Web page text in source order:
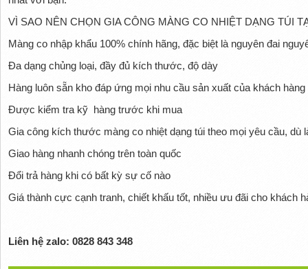
VÌ SAO NÊN CHỌN GIA CÔNG MÀNG CO NHIỆT DẠNG TÚI
Màng co nhập khẩu 100% chính hãng, đặc biệt là nguyên đai
Đa dạng chủng loại, đầy đủ kích thước, độ dày
Hàng luôn sẵn kho đáp ứng mọi nhu cầu sản xuất của khách hàng
Được kiểm tra kỹ hàng trước khi mua
Gia công kích thước màng co nhiệt dạng túi theo mọi yêu cầu, dù
Giao hàng nhanh chóng trên toàn quốc
Đổi trả hàng khi có bất kỳ sự cố nào
Giá thành cực cạnh tranh, chiết khấu tốt, nhiều ưu đãi cho khách
Liên hệ zalo: 0828 843 348